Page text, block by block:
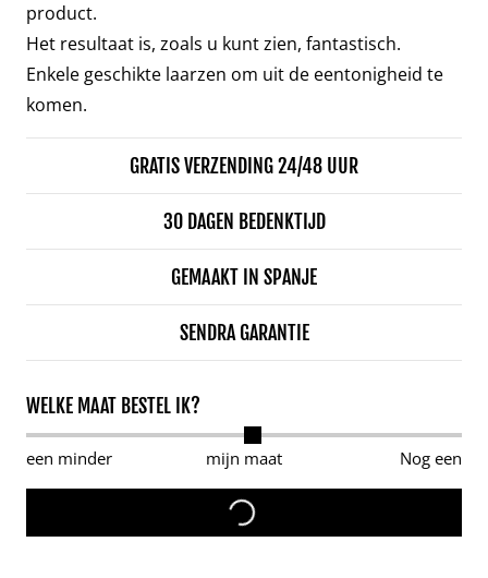
product.
Het resultaat is, zoals u kunt zien, fantastisch.
Enkele geschikte laarzen om uit de eentonigheid te
komen.
GRATIS VERZENDING 24/48 UUR
30 DAGEN BEDENKTIJD
GEMAAKT IN SPANJE
SENDRA GARANTIE
WELKE MAAT BESTEL IK?
een minder mijn maat Nog een